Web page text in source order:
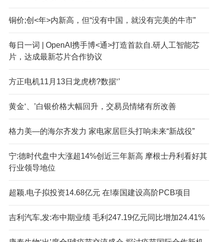
铜价;创<年>内新高，但“没有中国，就没有完美的牛市”
每日一词 | OpenAI携手博<通>打造首款自.研人工智能芯
片，达成最新芯片合作协议
方正电机11月13日龙虎榜?数据‘’
黄金‘、’白银价格大幅回升，交易员情绪有所改善
格力美—的海尔齐发力 家电家居巨头打响未来“新战役”
宁:德时代盘中大涨超14%创近三年新高 摩根士丹利看好其
行业领导地位
超颖.电子拟投资14.68亿元 在!泰国建设高阶PCB项目
吉利汽车,发:布中期业绩 毛利247.19亿元同比增加24.41%